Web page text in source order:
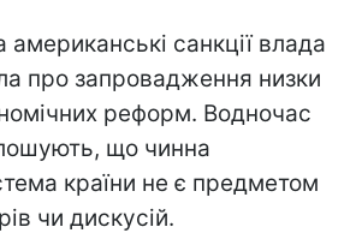
американські санкції влада
про запровадження низки
реформ. Водночас
що чинна
країни не є предметом
чи дискусій.